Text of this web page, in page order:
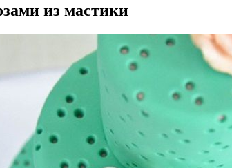
из мастики